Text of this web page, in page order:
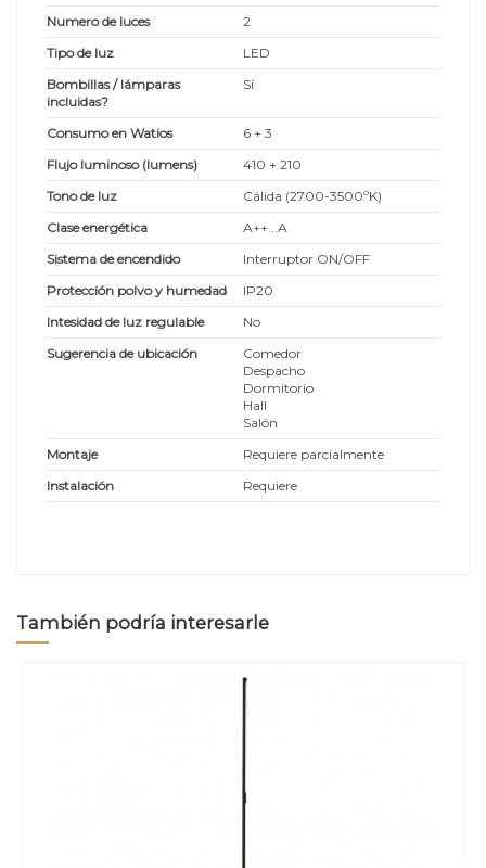
Numero de luces
2
Tipo de luz
LED
Bombillas / lámparas
incluidas?
Sí
Consumo en Watios
6 + 3
Flujo luminoso (lumens)
410 + 210
Tono de luz
Cálida (2700-3500ºK)
Clase energética
A++...A
Sistema de encendido
Interruptor ON/OFF
Protección polvo y humedad
IP20
Intesidad de luz regulable
No
Sugerencia de ubicación
Comedor
Despacho
Dormitorio
Hall
Salón
Montaje
Requiere parcialmente
Instalación
Requiere
También podría interesarle